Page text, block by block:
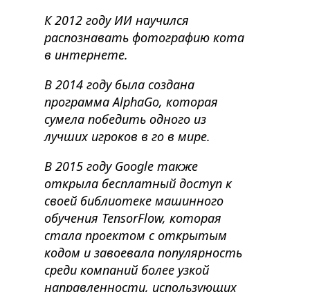
К 2012 году ИИ научился
распознавать фотографию кота
в интернете.
В 2014 году была создана
программа AlphaGo, которая
сумела победить одного из
лучших игроков в го в мире.
В 2015 году Google также
открыла бесплатный доступ к
своей библиотеке машинного
обучения TensorFlow, которая
стала проектом с открытым
кодом и завоевала популярность
среди компаний более узкой
направленности, использующих